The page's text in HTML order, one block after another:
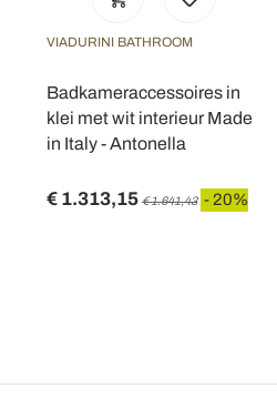
VIADURINI BATHROOM
Badkameraccessoires in
klei met wit interieur Made
in Italy - Antonella
€ 1.313,15 € 1.641,43 - 20%